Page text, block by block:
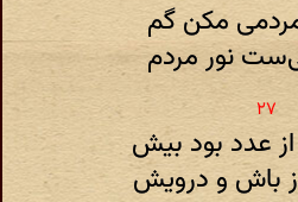
مکن گم
نور مردم
عدد بود بیش
باش و درویش